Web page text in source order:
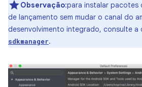
Observação:para instalar pacotes
de lançamento sem mudar o canal do
desenvolvimento integrado, consulte a
sdkmanager.